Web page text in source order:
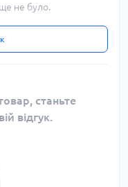
не було.
станьте
відгук.